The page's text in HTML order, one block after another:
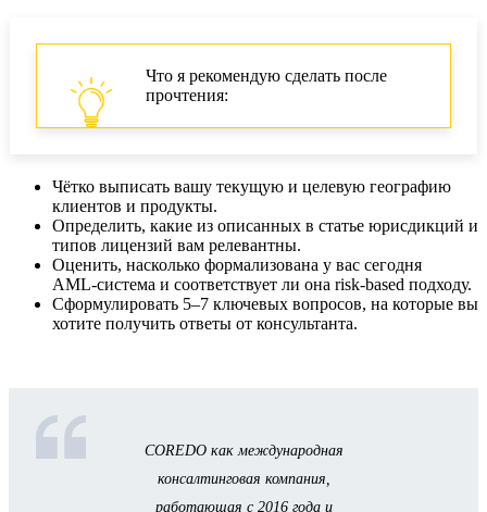
Что я рекомендую сделать после
прочтения:
Чётко выписать вашу текущую и целевую географию
клиентов и продукты.
Определить, какие из описанных в статье юрисдикций и
типов лицензий вам релевантны.
Оценить, насколько формализована у вас сегодня
AML‑система и соответствует ли она risk-based подходу.
Сформулировать 5–7 ключевых вопросов, на которые вы
хотите получить ответы от консультанта.
COREDO как международная
консалтинговая компания,
работающая с 2016 года и